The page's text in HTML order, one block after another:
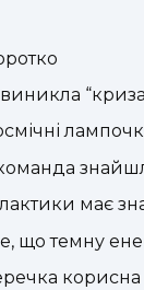
має
що темну